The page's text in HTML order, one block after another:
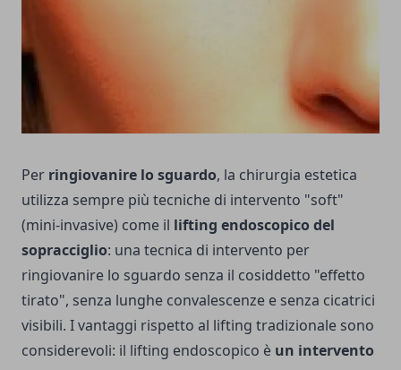
Per ringiovanire lo sguardo, la chirurgia estetica
utilizza sempre più tecniche di intervento "soft"
(mini-invasive) come il lifting endoscopico del
sopracciglio: una tecnica di intervento per
ringiovanire lo sguardo senza il cosiddetto "effetto
tirato", senza lunghe convalescenze e senza cicatrici
visibili. I vantaggi rispetto al lifting tradizionale sono
considerevoli: il lifting endoscopico è un intervento